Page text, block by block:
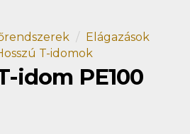
Elágazások
T-idomok
idom PE100